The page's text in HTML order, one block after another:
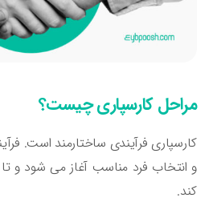
کارسپاری چیست؟
فرآیندی ساختارمند است.
فرد مناسب آغاز می شود و تا امور